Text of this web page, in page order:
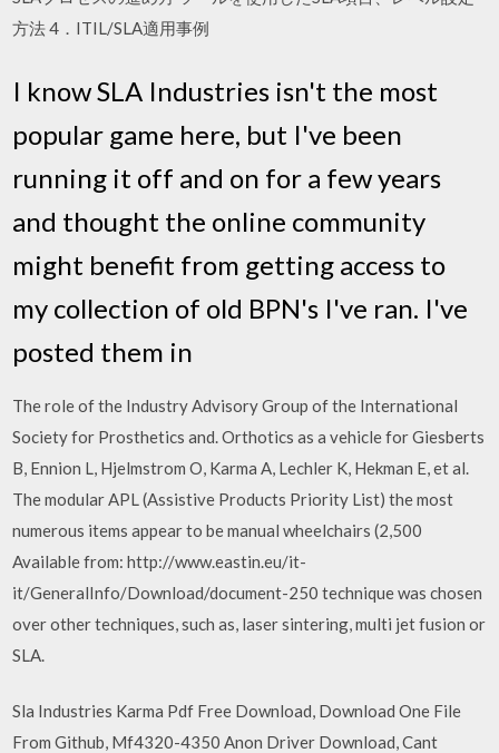
方法 4．ITIL/SLA適用事例
I know SLA Industries isn't the most
popular game here, but I've been
running it off and on for a few years
and thought the online community
might benefit from getting access to
my collection of old BPN's I've ran. I've
posted them in
The role of the Industry Advisory Group of the International
Society for Prosthetics and. Orthotics as a vehicle for Giesberts
B, Ennion L, Hjelmstrom O, Karma A, Lechler K, Hekman E, et al.
The modular APL (Assistive Products Priority List) the most
numerous items appear to be manual wheelchairs (2,500
Available from: http://www.eastin.eu/it-
it/GeneralInfo/Download/document-250 technique was chosen
over other techniques, such as, laser sintering, multi jet fusion or
SLA.
Sla Industries Karma Pdf Free Download, Download One File
From Github, Mf4320-4350 Anon Driver Download, Cant